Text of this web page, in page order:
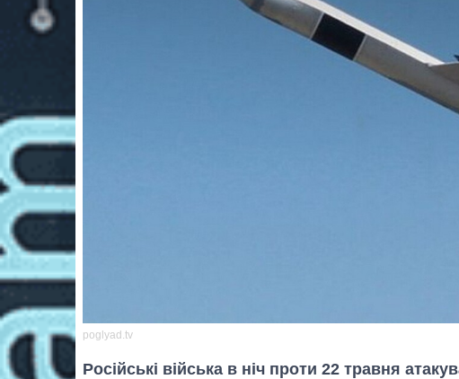
poglyad.tv
Російські війська в ніч проти 22 травня